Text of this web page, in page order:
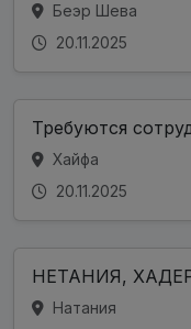
Беэр Шева
20.11.2025
Требуются
Хайфа
20.11.2025
НЕТАНИЯ,
Натания